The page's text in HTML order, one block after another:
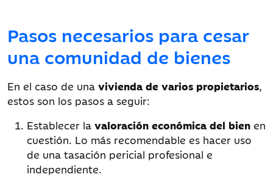
Pasos necesarios para cesar
una comunidad de bienes
En el caso de una vivienda de varios propietarios,
estos son los pasos a seguir:
Establecer la valoración económica del bien en
cuestión. Lo más recomendable es hacer uso
de una tasación pericial profesional e
independiente.